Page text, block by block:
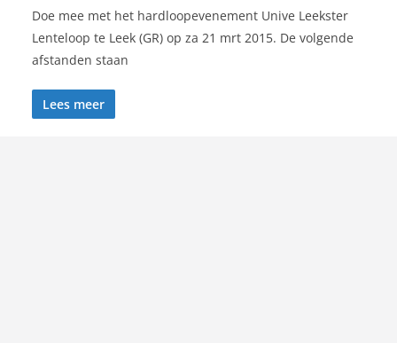
Doe mee met het hardloopevenement Unive Leekster
Lenteloop te Leek (GR) op za 21 mrt 2015. De volgende
afstanden staan
Lees meer